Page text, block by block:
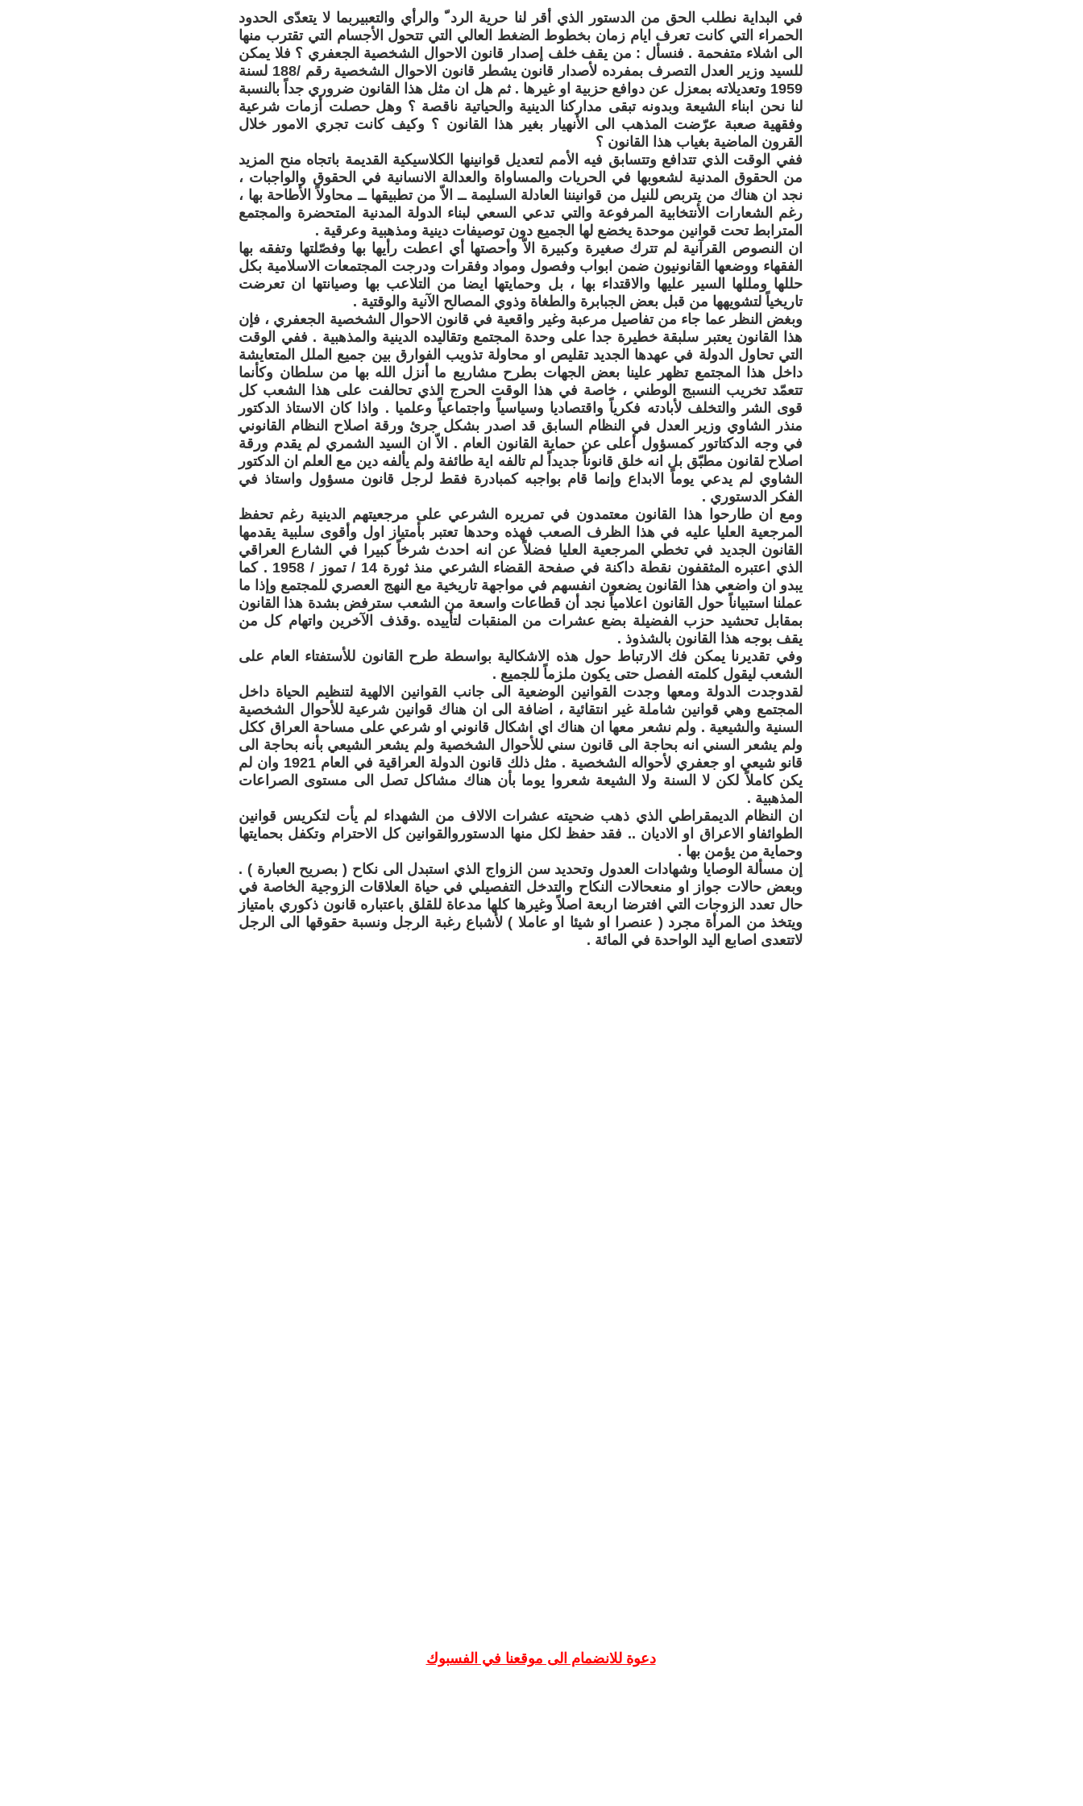
في البداية نطلب الحق من الدستور الذي أقر لنا حرية الرد ّ والرأي والتعبيربما لا يتعدّى الحدود
الحمراء التي كانت تعرف ايام زمان بخطوط الضغط العالي التي تتحول الأجسام التي تقترب منها
الى اشلاء متفحمة . فنسأل : من يقف خلف إصدار قانون الاحوال الشخصية الجعفري ؟ فلا يمكن
للسيد وزير العدل التصرف بمفرده لأصدار قانون يشطر قانون الاحوال الشخصية رقم /188 لسنة
1959 وتعديلاته بمعزل عن دوافع حزبية او غيرها . ثم هل ان مثل هذا القانون ضروري جداً بالنسبة
لنا نحن ابناء الشيعة وبدونه تبقى مداركنا الدينية والحياتية ناقصة ؟ وهل حصلت أزمات شرعية
وفقهية صعبة عرّضت المذهب الى الأنهيار بغير هذا القانون ؟ وكيف كانت تجري الامور خلال
القرون الماضية بغياب هذا القانون ؟
ففي الوقت الذي تتدافع وتتسابق فيه الأمم لتعديل قوانينها الكلاسيكية القديمة باتجاه منح المزيد
من الحقوق المدنية لشعوبها في الحريات والمساواة والعدالة الانسانية في الحقوق والواجبات ،
نجد ان هناك من يتربص للنيل من قوانيننا العادلة السليمة ــ الاّ من تطبيقها ــ محاولاً الأطاحة بها ،
رغم الشعارات الأنتخابية المرفوعة والتي تدعي السعي لبناء الدولة المدنية المتحضرة والمجتمع
المترابط تحت قوانين موحدة يخضع لها الجميع دون توصيفات دينية ومذهبية وعرقية .
ان النصوص القرآنية لم تترك صغيرة وكبيرة الاّ وأحصتها أي اعطت رأيها بها وفصّلتها وتفقه بها
الفقهاء ووضعها القانونيون ضمن ابواب وفصول ومواد وفقرات ودرجت المجتمعات الاسلامية بكل
حللها ومللها السير عليها والاقتداء بها ، بل وحمايتها ايضا من التلاعب بها وصيانتها ان تعرضت
تاريخياً لتشويهها من قبل بعض الجبابرة والطغاة وذوي المصالح الآنية والوقتية .
وبغض النظر عما جاء من تفاصيل مرعبة وغير واقعية في قانون الاحوال الشخصية الجعفري ، فإن
هذا القانون يعتبر سلبقة خطيرة جدا على وحدة المجتمع وتقاليده الدينية والمذهبية . ففي الوقت
التي تحاول الدولة في عهدها الجديد تقليص او محاولة تذويب الفوارق بين جميع الملل المتعايشة
داخل هذا المجتمع تظهر علينا بعض الجهات بطرح مشاريع ما أنزل الله بها من سلطان وكأنما
تتعمّد تخريب النسبج الوطني ، خاصة في هذا الوقت الحرج الذي تحالفت على هذا الشعب كل
قوى الشر والتخلف لأبادته فكرياً واقتصاديا وسياسياً واجتماعياً وعلميا . واذا كان الاستاذ الدكتور
منذر الشاوي وزير العدل في النظام السابق قد اصدر بشكل جرئ ورقة اصلاح النظام القانوني
في وجه الدكتاتور كمسؤول أعلى عن حماية القانون العام . الاّ ان السيد الشمري لم يقدم ورقة
اصلاح لقانون مطبّق بل انه خلق قانوناً جديداً لم تالفه اية طائفة ولم يألفه دين مع العلم ان الدكتور
الشاوي لم يدعي يوماً الابداع وإنما قام بواجبه كمبادرة فقط لرجل قانون مسؤول واستاذ في
الفكر الدستوري .
ومع ان طارحوا هذا القانون معتمدون في تمريره الشرعي على مرجعيتهم الدينية رغم تحفظ
المرجعية العليا عليه في هذا الظرف الصعب فهذه وحدها تعتبر بأمتياز اول وأقوى سلبية يقدمها
القانون الجديد في تخطي المرجعية العليا فضلاً عن انه احدث شرخاً كبيرا في الشارع العراقي
الذي اعتبره المثقفون نقطة داكنة في صفحة القضاء الشرعي منذ ثورة 14 / تموز / 1958 . كما
يبدو ان واضعي هذا القانون يضعون انفسهم في مواجهة تاريخية مع النهج العصري للمجتمع وإذا ما
عملنا استبياناً حول القانون اعلامياً نجد أن قطاعات واسعة من الشعب سترفض بشدة هذا القانون
بمقابل تحشيد حزب الفضيلة بضع عشرات من المنقبات لتأييده .وقذف الآخرين واتهام كل من
يقف بوجه هذا القانون بالشذوذ .
وفي تقديرنا يمكن فك الارتباط حول هذه الاشكالية بواسطة طرح القانون للأستفتاء العام على
الشعب ليقول كلمته الفصل حتى يكون ملزماً للجميع .
لقدوجدت الدولة ومعها وجدت القوانين الوضعية الى جانب القوانين الالهية لتنظيم الحياة داخل
المجتمع وهي قوانين شاملة غير انتقائية ، اضافة الى ان هناك قوانين شرعية للأحوال الشخصية
السنية والشيعية . ولم نشعر معها ان هناك اي اشكال قانوني او شرعي على مساحة العراق ككل
ولم يشعر السني انه بحاجة الى قانون سني للأحوال الشخصية ولم يشعر الشيعي بأنه بحاجة الى
قانو شيعي او جعفري لأحواله الشخصية . مثل ذلك قانون الدولة العراقية في العام 1921 وان لم
يكن كاملاً لكن لا السنة ولا الشيعة شعروا يوما بأن هناك مشاكل تصل الى مستوى الصراعات
المذهبية .
ان النظام الديمقراطي الذي ذهب ضحيته عشرات الالاف من الشهداء لم يأت لتكريس قوانين
الطوائفاو الاعراق او الاديان .. فقد حفظ لكل منها الدستوروالقوانين كل الاحترام وتكفل بحمايتها
وحماية من يؤمن بها .
إن مسألة الوصايا وشهادات العدول وتحديد سن الزواج الذي استبدل الى نكاح ( بصريح العبارة ) .
وبعض حالات جواز او منعحالات النكاح والتدخل التفصيلي في حياة العلاقات الزوجية الخاصة في
حال تعدد الزوجات التي افترضا اربعة اصلاً وغيرها كلها مدعاة للقلق باعتباره قانون ذكوري بامتياز
ويتخذ من المرأة مجرد ( عنصرا او شيئا او عاملا ) لأشباع رغبة الرجل ونسبة حقوقها الى الرجل
لاتتعدى اصابع اليد الواحدة في المائة .
دعوة للانضمام الى موقعنا في الفسبوك